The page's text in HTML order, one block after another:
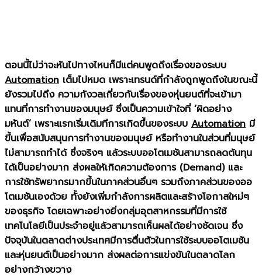
ตอนนี้ไม่ว่าจะหันไปทางไหนก็มีแต่คนพูดถึงเรื่องของระบบ
Automation เต็มไปหมด เพราะเทรนด์ที่กำลังถูกพูดถึงในขณะนี้
ยังรวมไปถึง ความกังวลเกี่ยวกับเรื่องของหุ่นยนต์ที่จะเข้ามา
แทนที่การทำงานของมนุษย์ ซึ่งเป็นความเข้าใจที่ ‘ผิดอย่าง
มหันต์’ เพราะแรกเริ่มเดิมทีการเกิดขึ้นของระบบ Automation มี
ขึ้นเพื่อสนับสนุนการทำงานของมนุษย์ หรือทำงานในส่วนที่มนุษย์
ไม่สามารถทำได้ ซึ่งจริงๆ แล้วระบบออโตเมชันสามารถลดต้นทุน
ได้เป็นอย่างมาก ส่งผลให้เกิดความต้องการ (Demand) และ
การใช้ทรัพยากรมากขึ้นในภาคส่วนอื่นๆ รวมถึงภาคส่วนของออ
โตเมชันเองด้วย ทั้งยังเพิ่มกำลังการผลิตและสร้างโอกาสใหม่ๆ
ของธุรกิจ โดยเฉพาะอย่างยิ่งกลุ่มอุตสาหกรรมที่มีการใช้
เทคโนโลยีเป็นประจำอยู่แล้วสามารถเห็นผลได้อย่างชัดเจน ซึ่ง
ปัจจุบันในตลาดต่างประเทศมีการตื่นตัวในการใช้ระบบออโตเมชัน
และหุ่นยนต์เป็นอย่างมาก ส่งผลต่อการแข่งขันในตลาดโลก
อย่างกว้างขวาง